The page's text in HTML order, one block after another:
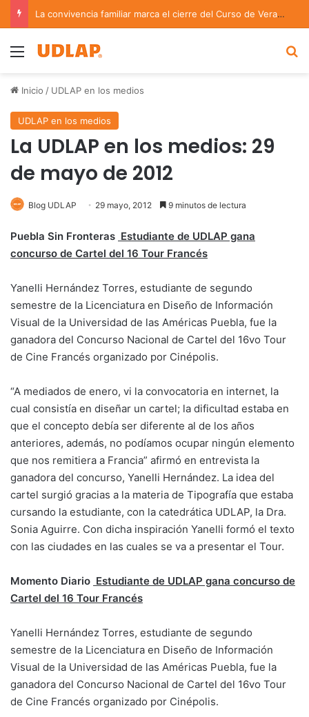
La convivencia familiar marca el cierre del Curso de Verano de Escuelas Aztecas
Menu
Inicio / UDLAP en los medios
UDLAP en los medios
La UDLAP en los medios: 29
de mayo de 2012
Blog UDLAP 29 mayo, 2012 9 minutos de lectura
Puebla Sin Fronteras Estudiante de UDLAP gana
concurso de Cartel del 16 Tour Francés
Yanelli Hernández Torres, estudiante de segundo
semestre de la Licenciatura en Diseño de Información
Visual de la Universidad de las Américas Puebla, fue la
ganadora del Concurso Nacional de Cartel del 16vo Tour
de Cine Francés organizado por Cinépolis.
“A mediados de enero, vi la convocatoria en internet, la
cual consistía en diseñar un cartel; la dificultad estaba en
que el concepto debía ser diferente al de los años
anteriores, además, no podíamos ocupar ningún elemento
que nos remitiera a Francia” afirmó en entrevista la
ganadora del concurso, Yanelli Hernández. La idea del
cartel surgió gracias a la materia de Tipografía que estaba
cursando la estudiante, con la catedrática UDLAP, la Dra.
Sonia Aguirre. Con dicha inspiración Yanelli formó el texto
con las ciudades en las cuales se va a presentar el Tour.
Momento Diario Estudiante de UDLAP gana concurso de
Cartel del 16 Tour Francés
Yanelli Hernández Torres, estudiante de segundo
semestre de la Licenciatura en Diseño de Información
Visual de la Universidad de las Américas Puebla, fue la
ganadora del Concurso Nacional de Cartel del 16vo Tour
de Cine Francés organizado por Cinépolis.